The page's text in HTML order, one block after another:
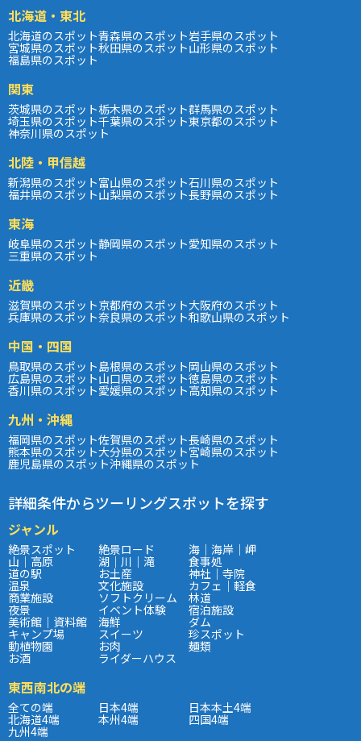
北海道・東北
北海道のスポット青森県のスポット岩手県のスポット
宮城県のスポット秋田県のスポット山形県のスポット
福島県のスポット
関東
茨城県のスポット栃木県のスポット群馬県のスポット
埼玉県のスポット千葉県のスポット東京都のスポット
神奈川県のスポット
北陸・甲信越
新潟県のスポット富山県のスポット石川県のスポット
福井県のスポット山梨県のスポット長野県のスポット
東海
岐阜県のスポット静岡県のスポット愛知県のスポット
三重県のスポット
近畿
滋賀県のスポット京都府のスポット大阪府のスポット
兵庫県のスポット奈良県のスポット和歌山県のスポット
中国・四国
鳥取県のスポット島根県のスポット岡山県のスポット
広島県のスポット山口県のスポット徳島県のスポット
香川県のスポット愛媛県のスポット高知県のスポット
九州・沖縄
福岡県のスポット佐賀県のスポット長崎県のスポット
熊本県のスポット大分県のスポット宮崎県のスポット
鹿児島県のスポット沖縄県のスポット
詳細条件からツーリングスポットを探す
ジャンル
絶景スポット 絶景ロード 海｜海岸｜岬
山｜高原 湖｜川｜滝 食事処
道の駅 お土産 神社｜寺院
温泉 文化施設 カフェ｜軽食
商業施設 ソフトクリーム 林道
夜景 イベント体験 宿泊施設
美術館｜資料館 海鮮 ダム
キャンプ場 スイーツ 珍スポット
動植物園 お肉 麺類
お酒 ライダーハウス
東西南北の端
全ての端 日本4端 日本本土4端
北海道4端 本州4端 四国4端
九州4端